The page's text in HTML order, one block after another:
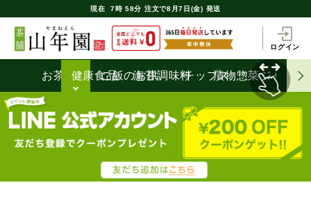
現在 7時 58分 注文で8月7日(金) 発送
ログイン
お茶うけ健康食品ご飯のお供
海苔調味料チップス
漬物惣菜ジャム